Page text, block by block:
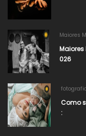
Maiores
Maiores
026​
Como
: